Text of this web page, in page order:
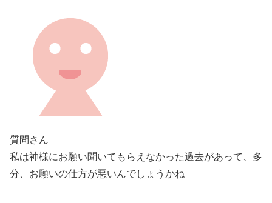
質問さん
私は神様にお願い聞いてもらえなかった過去があって、多
分、お願いの仕方が悪いんでしょうかね